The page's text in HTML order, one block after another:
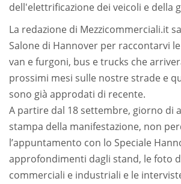
dell'elettrificazione dei veicoli e della
La redazione di Mezzicommerciali.it
Salone di Hannover per raccontarvi
van e furgoni, bus e trucks che
prossimi mesi sulle nostre strade e
sono già approdati di recente.
A partire dal 18 settembre, giorno di
stampa della manifestazione, non
l’appuntamento con lo Speciale
approfondimenti dagli stand, le foto
commerciali e industriali e le